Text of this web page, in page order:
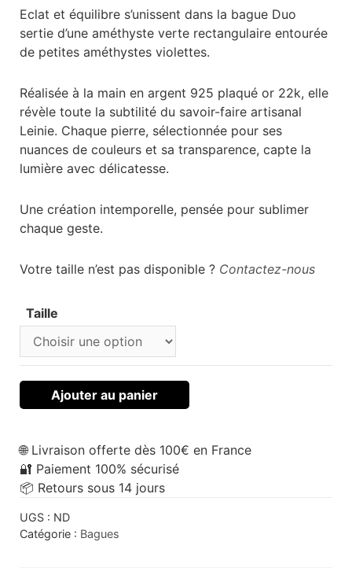
Eclat et équilibre s’unissent dans la bague Duo
sertie d’une améthyste verte rectangulaire entourée
de petites améthystes violettes.
Réalisée à la main en argent 925 plaqué or 22k, elle
révèle toute la subtilité du savoir-faire artisanal
Leinie. Chaque pierre, sélectionnée pour ses
nuances de couleurs et sa transparence, capte la
lumière avec délicatesse.
Une création intemporelle, pensée pour sublimer
chaque geste.
Votre taille n’est pas disponible ? Contactez-nous
Taille
Ajouter au panier
🌐 Livraison offerte dès 100€ en France
🔐 Paiement 100% sécurisé
📦 Retours sous 14 jours
UGS : ND
Catégorie : Bagues